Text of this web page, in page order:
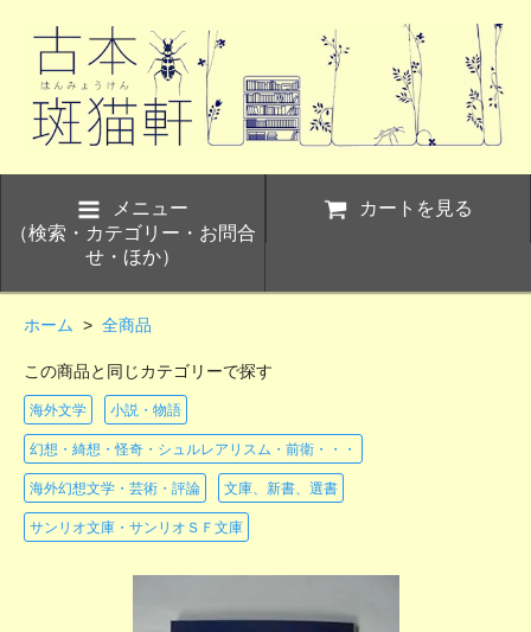
メニュー
（検索・カテゴリー・お問合
せ・ほか）
カートを見る
ホーム > 全商品
この商品と同じカテゴリーで探す
海外文学 小説・物語
幻想・綺想・怪奇・シュルレアリスム・前衛・・・
海外幻想文学・芸術・評論 文庫、新書、選書
サンリオ文庫・サンリオＳＦ文庫